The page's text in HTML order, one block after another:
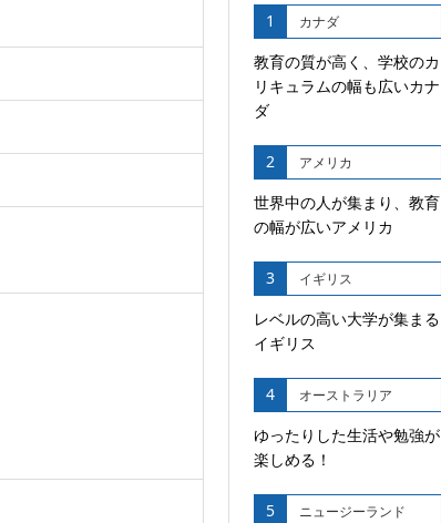
1 カナダ
教育の質が高く、学校のカ
リキュラムの幅も広いカナ
ダ
2 アメリカ
世界中の人が集まり、教育
の幅が広いアメリカ
3 イギリス
レベルの高い大学が集まる
イギリス
4 オーストラリア
ゆったりした生活や勉強が
楽しめる！
5 ニュージーランド